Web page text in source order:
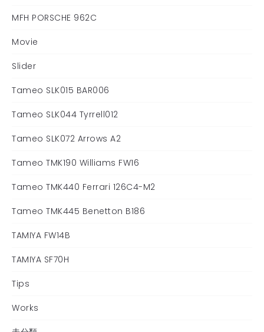
MFH PORSCHE 962C
Movie
Slider
Tameo SLK015 BAR006
Tameo SLK044 Tyrrell012
Tameo SLK072 Arrows A2
Tameo TMK190 Williams FW16
Tameo TMK440 Ferrari 126C4-M2
Tameo TMK445 Benetton B186
TAMIYA FW14B
TAMIYA SF70H
Tips
Works